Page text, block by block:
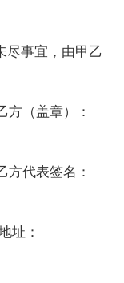
尽事宜，由甲乙
方（盖章）：
方代表签名：
址：